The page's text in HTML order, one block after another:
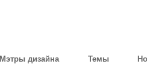
Мэтры дизайна Темы